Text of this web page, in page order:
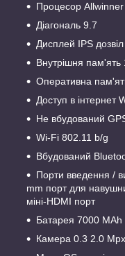
Процесор
Діагональ 9.7
Дисплей IPS
Внутрішня пам'ять
Оперативна
Доступ в інтернет
Не вбудований
Wi-Fi 802.11 b/g
Вбудований
Порти введення /
mm порт для
міні-HDMI порт
Батарея 7000 MAh
Камера 0.3 2.0 Mpx